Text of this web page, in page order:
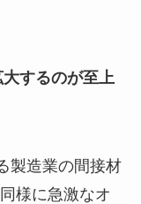
するのが至上
製造業の間接材
様に急激なオ